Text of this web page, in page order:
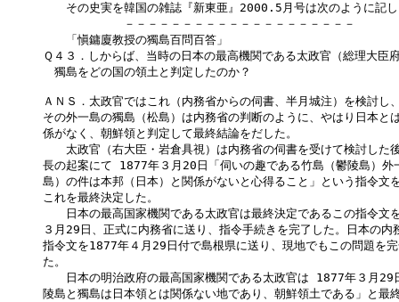
その史実を韓国の雑誌『新東亜』2000.5月号は次のように記し
－－－－－－－－－－－－－－－－－－－－
「愼鏞廈教授の獨島百問百答」
Ｑ４３．しからば、当時の日本の最高機関である太政官（総理大臣
獨島をどの国の領土と判定したのか？
ＡＮＳ．太政官ではこれ（内務省からの伺書、半月城注）を検討し
その外一島の獨島（松島）は内務省の判断のように、やはり日本と
係がなく、朝鮮領と判定して最終結論をだした。
太政官（右大臣・岩倉具視）は内務省の伺書を受けて検討した
長の起案にて 1877年３月20日「伺いの趣である竹島（鬱陵島）外
島）の件は本邦（日本）と関係がないと心得ること」という指令文
これを最終決定した。
日本の最高国家機関である太政官は最終決定であるこの指令文
３月29日、正式に内務省に送り、指令手続きを完了した。日本の内
指令文を1877年４月29日付で島根県に送り、現地でもこの問題を
た。
日本の明治政府の最高国家機関である太政官は 1877年３月29
陵島と獨島は日本領とは関係ない地であり、朝鮮領土である」と最